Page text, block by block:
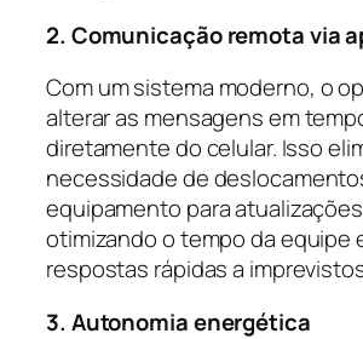
2. Comunicação remota via
Com um sistema moderno, o
alterar as mensagens em
diretamente do celular. Isso
necessidade de
equipamento para
otimizando o tempo da equipe
respostas rápidas a
3. Autonomia energética